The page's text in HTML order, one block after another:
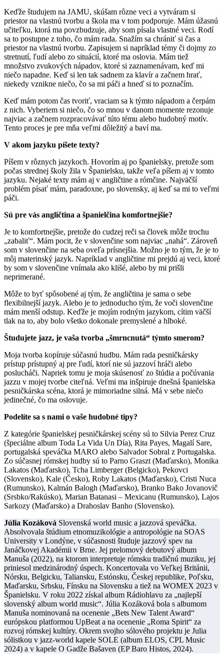
Keďže študujem na JAMU, skúšam rôzne veci a vytváram si
priestor na vlastnú tvorbu a škola ma v tom podporuje. Mám úžasnú
učiteľku, ktorá ma povzbudzuje, aby som písala vlastné veci. Rodí
sa to postupne z toho, čo mám rada. Snažím sa chrániť si čas a
priestor na vlastnú tvorbu. Zapisujem si napríklad témy či dojmy zo
stretnutí, ľudí alebo zo situácií, ktoré ma oslovia. Mám tiež
množstvo zvukových nápadov, ktoré si zaznamenávam, keď mi
niečo napadne. Keď si len tak sadnem za klavír a začnem hrať,
niekedy vznikne niečo, čo sa mi páči a hneď si to poznačím.
Keď mám potom čas tvoriť, vraciam sa k týmto nápadom a čerpám
z nich. Vyberiem si niečo, čo so mnou v danom momente rezonuje
najviac a začnem rozpracovávať túto tému alebo hudobný motív.
Tento proces je pre mňa veľmi dôležitý a baví ma.
V akom jazyku píšete texty?
Píšem v rôznych jazykoch. Hovorím aj po španielsky, pretože som
počas strednej školy žila v Španielsku, takže veľa píšem aj v tomto
jazyku. Nejaké texty mám aj v angličtine a rómčine. Najväčší
problém písať mám, paradoxne, po slovensky, aj keď sa mi to veľmi
páči.
Sú pre vás angličtina a španielčina komfortnejšie?
Je to komfortnejšie, pretože do cudzej reči sa človek môže trochu
„zabaliť“. Mám pocit, že v slovenčine som najviac „nahá“. Zároveň
som v slovenčine na seba oveľa prísnejšia. Možno je to tým, že je to
môj materinský jazyk. Napríklad v angličtine mi prejdú aj veci, ktoré
by som v slovenčine vnímala ako klišé, alebo by mi prišli
neprimerané.
Môže to byť spôsobené aj tým, že angličtina je sama o sebe
flexibilnejší jazyk. Alebo je to jednoducho tým, že voči slovenčine
mám menší odstup. Keďže je mojím rodným jazykom, cítim väčší
tlak na to, aby bolo všetko dokonale premyslené a hlboké.
Študujete jazz, je vaša tvorba „šmrncnutá“ týmto smerom?
Moja tvorba kopíruje súčasnú hudbu. Mám rada pesničkársky
prístup prístupný aj pre ľudí, ktorí nie sú jazzoví hráči alebo
poslucháči. Napriek tomu je moja skúsenosť zo štúdia a počúvania
jazzu v mojej tvorbe citeľná. Veľmi ma inšpiruje dnešná španielska
pesničkárska scéna, ktorá je mimoriadne silná. Má v sebe niečo
jedinečné, čo ma oslovuje.
Podelíte sa s nami o vaše hudobné tipy?
Z kategórie španielskej pesničkárskej scény sú to Silvia Perez Cruz
(špeciálne album Toda La Vida Un Día), Rita Payes, Magalí Sare,
portugalská speváčka MARO alebo Salvador Sobral z Portugalska.
Zo súčasnej rómskej hudby sú to Parno Graszt (Maďarsko), Monika
Lakatos (Maďarsko), Tcha Limberger (Belgicko), Pekovci
(Slovensko), Kale (Česko), Roby Lakatos (Maďarsko), Cristi Nuca
(Rumunsko), Kalmán Balogh (Maďarsko), Branko Bako Jovanovič
(Srsbko/Rakúsko), Marian Batanasi – Mexicanu (Rumunsko), Lajos
Sarkozy (Maďarsko) a Drahoslav Banho (Slovensko).
Júlia Kozáková Slovenská world music a jazzová speváčka.
Absolvovala štúdium etnomuzikológie a antropológie na SOAS
University v Londýne, v súčasnosti študuje jazzový spev na
Janáčkovej Akadémii v Brne. Jej prelomový debutový album
Manuša (2022), na ktorom interpretuje rómsku tradičnú muziku, jej
priniesol medzinárodný úspech. Koncertovala vo Veľkej Británii,
Nórsku, Belgicku, Taliansku, Estónsku, Českej republike, Poľsku,
Maďarsku, Srbsku, Fínsku na Slovensku a tiež na WOMEX 2023 v
Španielsku. V roku 2022 získal album Rádiohlavu za „najlepší
slovenský album world music“. Júlia Kozáková bola s albumom
Manuša nominovaná na ocenenie „Bets New Talent Award“
európskou platformou UpBeat a na ocenenie „Roma Spirit“ za
rozvoj rómskej kultúry. Okrem svojho sólového projektu je Julia
sólistkou v jazz-world kapele SOLE (album ELOS, CPL Music
2024) a v kapele O Gadže Bašaven (EP Baro Histos, 2024).